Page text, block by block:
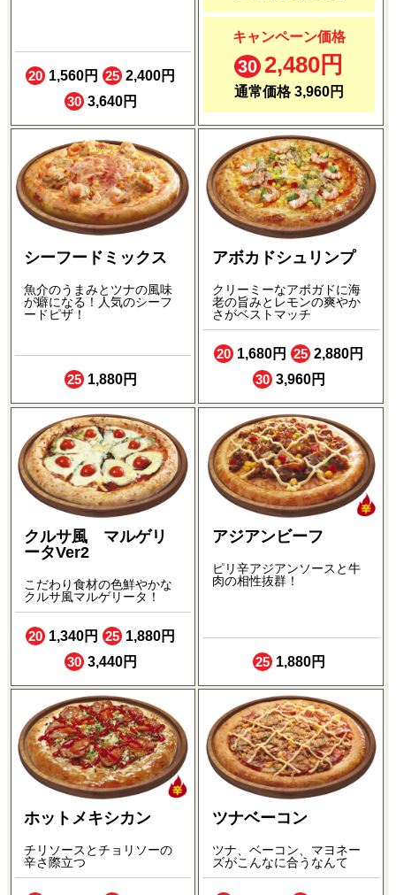
20 1,560円 25 2,400円
303,640円
キャンペーン価格
30 2,480円
通常価格 3,960円
シーフードミックス
魚介のうまみとツナの風味
が癖になる！人気のシーフ
ードピザ！
251,880円
アボカドシュリンプ
クリーミーなアボガドに海
老の旨みとレモンの爽やか
さがベストマッチ
20 1,680円 25 2,880円
303,960円
クルサ風 マルゲリ
ータVer2
こだわり食材の色鮮やかな
クルサ風マルゲリータ！
20 1,340円 25 1,880円
303,440円
アジアンビーフ
ピリ辛アジアンソースと牛
肉の相性抜群！
251,880円
ホットメキシカン
チリソースとチョリソーの
辛さ際立つ
ツナベーコン
ツナ、ベーコン、マヨネー
ズがこんなに合うなんて